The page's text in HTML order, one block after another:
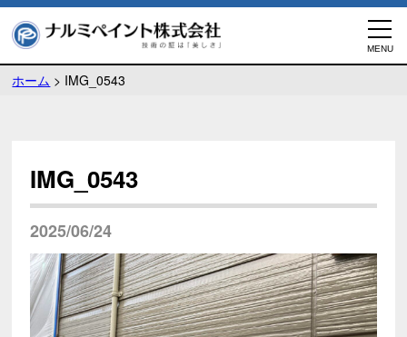
ホーム > IMG_0543
IMG_0543
2025/06/24